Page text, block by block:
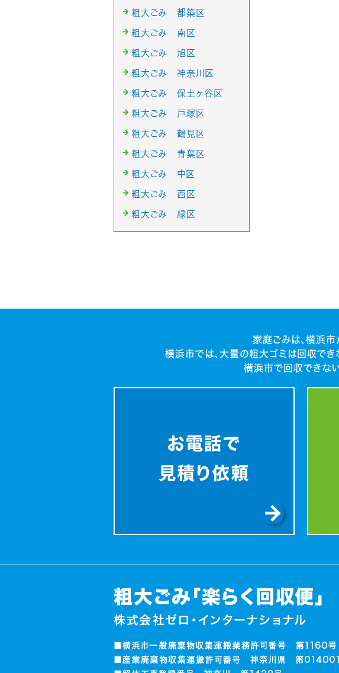
粗大ごみ 都築区
粗大ごみ 南区
粗大ごみ 旭区
粗大ごみ 神奈川区
粗大ごみ 保土ヶ谷区
粗大ごみ 戸塚区
粗大ごみ 鶴見区
粗大ごみ 青葉区
粗大ごみ 中区
粗大ごみ 西区
粗大ごみ 緑区
家庭ごみは、横浜市
横浜市では、大量の粗大ゴミは回収でき
横浜市で回収できない